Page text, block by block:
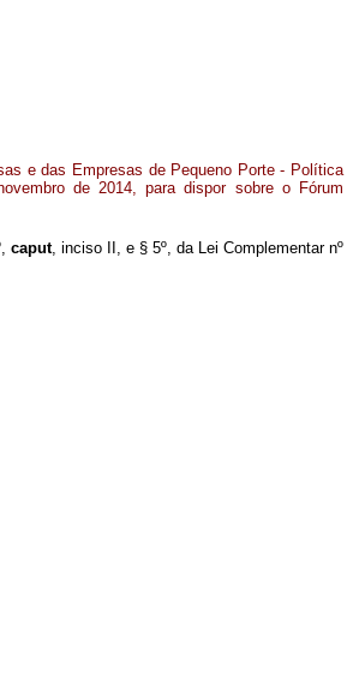
e das Empresas de Pequeno Porte - Política
de 2014, para dispor sobre o Fórum
caput, inciso II, e § 5º, da Lei Complementar nº